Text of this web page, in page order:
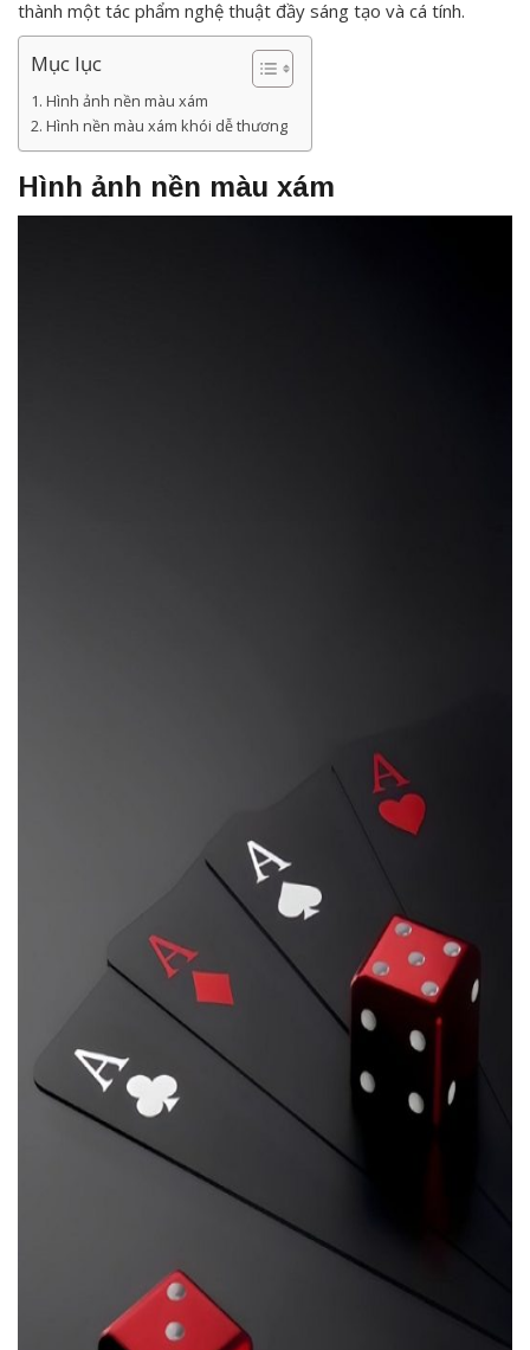
thành một tác phẩm nghệ thuật đầy sáng tạo và cá tính.
Mục lục
Hình ảnh nền màu xám
Hình nền màu xám khói dễ thương
Hình ảnh nền màu xám